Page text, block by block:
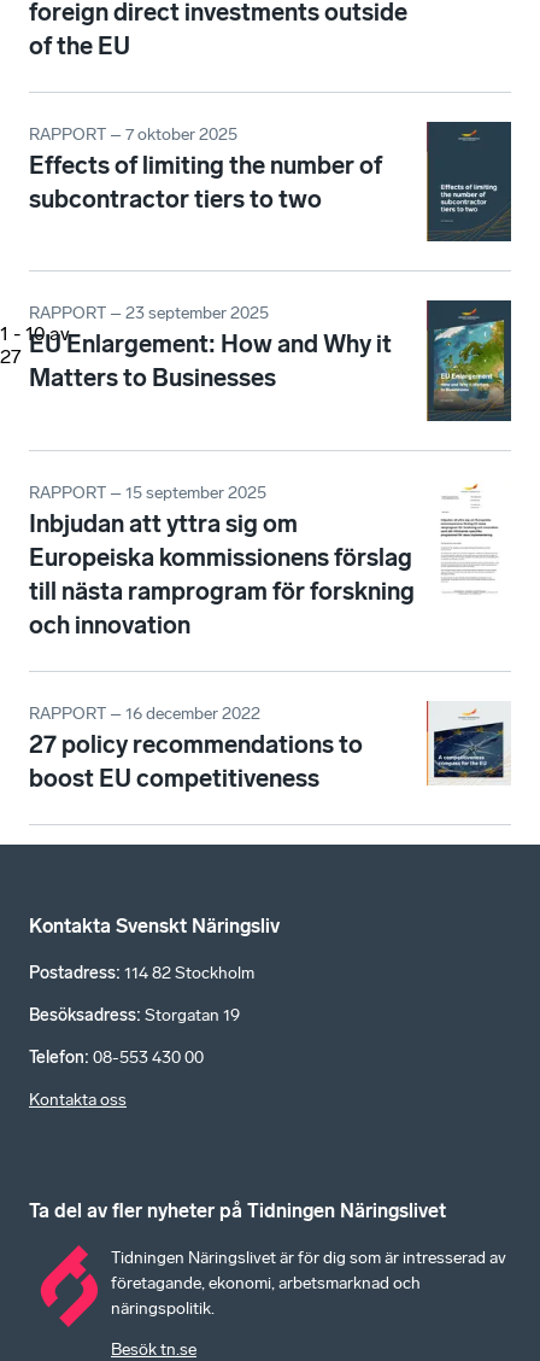
1 - 10 av
27
foreign direct investments outside
of the EU
RAPPORT – 7 oktober 2025
Effects of limiting the number of
subcontractor tiers to two
RAPPORT – 23 september 2025
EU Enlargement: How and Why it
Matters to Businesses
RAPPORT – 15 september 2025
Inbjudan att yttra sig om
Europeiska kommissionens förslag
till nästa ramprogram för forskning
och innovation
RAPPORT – 16 december 2022
27 policy recommendations to
boost EU competitiveness
Kontakta Svenskt Näringsliv
Postadress: 114 82 Stockholm
Besöksadress: Storgatan 19
Telefon: 08-553 430 00
Kontakta oss
Ta del av fler nyheter på Tidningen Näringslivet
Tidningen Näringslivet är för dig som är intresserad av
företagande, ekonomi, arbetsmarknad och
näringspolitik.
Besök tn.se